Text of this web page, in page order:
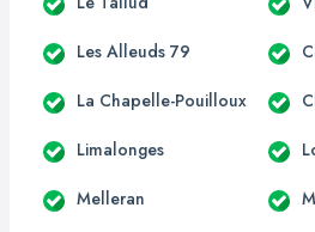
Les Alleuds 79
La Chapelle-Pouilloux
Limalonges
Melleran